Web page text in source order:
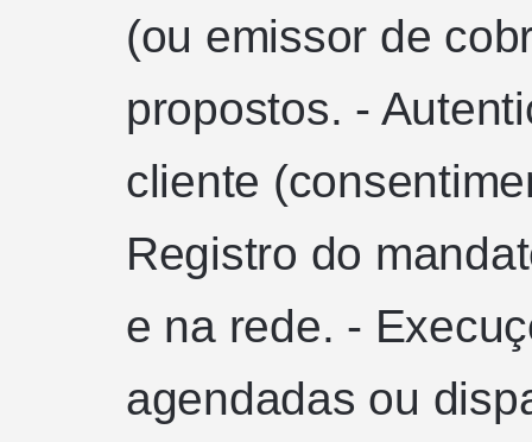
(ou emissor de
propostos. -
cliente
Registro do
e na rede. -
agendadas ou